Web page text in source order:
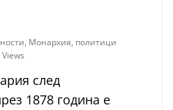
, Монархия, политици
след
1878 година е